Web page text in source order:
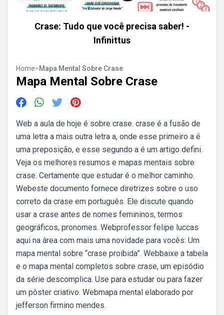
Crase: Tudo que você precisa saber! -
Infinittus
Home>Mapa Mental Sobre Crase
Mapa Mental Sobre Crase
Web️ a aula de hoje é sobre crase. crase é a fusão de
uma letra a mais outra letra a, onde esse primeiro a é
uma preposição, e esse segundo a é um artigo defini.
Veja os melhores resumos e mapas mentais sobre
crase. Certamente que estudar é o melhor caminho.
Webeste documento fornece diretrizes sobre o uso
correto da crase em português. Ele discute quando
usar a crase antes de nomes femininos, termos
geográficos, pronomes. Webprofessor felipe luccas
aqui na área com mais uma novidade para vocês: Um
mapa mental sobre “crase proibida”. Webbaixe a tabela
e o mapa mental completos sobre crase, um episódio
da série descomplica. Use para estudar ou para fazer
um pôster criativo. Webmapa mental elaborado por
jefferson firmino mendes.